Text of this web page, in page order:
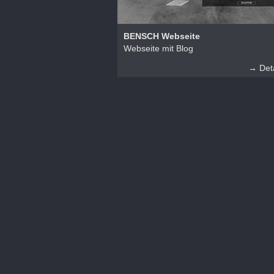
BENSCH Webseite
Webseite mit Blog
→